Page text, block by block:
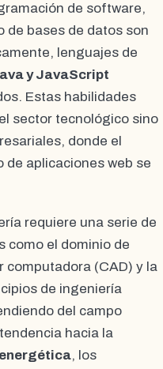
de software,
de bases de datos son
lenguajes de
y JavaScript
Estas habilidades
sector tecnológico sino
donde el
de aplicaciones web se
requiere una serie de
como el dominio de
computadora (CAD) y la
de ingeniería
del campo
hacia la
, los